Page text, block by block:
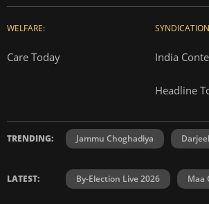
WELFARE:
Care Today India
Headline
TRENDING: Jammu Choghadiya
LATEST: By-Election Live 2026 Maa